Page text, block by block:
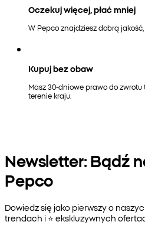
Oczekuj więcej, płać mniej
W Pepco znajdziesz dobrą
Kupuj bez obaw
Masz 30-dniowe prawo do
terenie kraju.
Newsletter: Bądź
Pepco
Dowiedz się jako pierwszy o
trendach i ⭐️ ekskluzywnych